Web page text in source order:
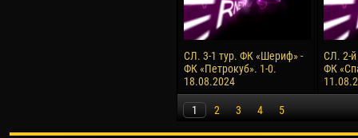
СЛ. 3-1 тур. ФК «Шериф» -
ФК «Петрокуб». 1-0.
18.08.2024
СЛ. 2-
ФК
1 2 3 4 5